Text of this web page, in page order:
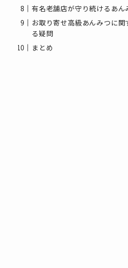
有名老舗店が守り続けるあん
お取り寄せ高級あんみつに関
る疑問
まとめ